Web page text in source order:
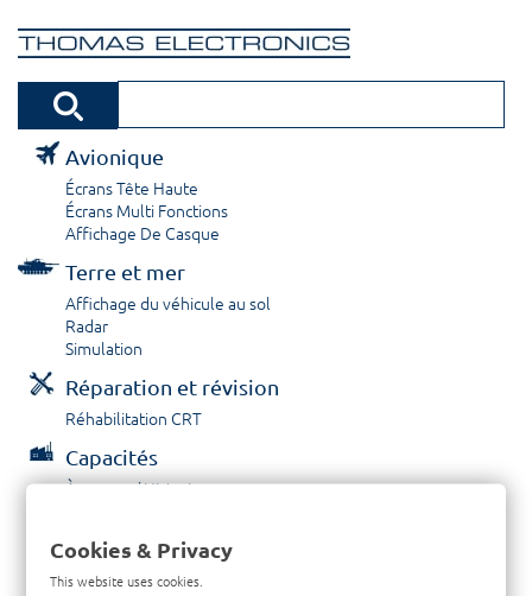
Avionique
Écrans Tête Haute
Écrans Multi Fonctions
Affichage De Casque
Terre et mer
Affichage du véhicule au sol
Radar
Simulation
Réparation et révision
Réhabilitation CRT
Capacités
À propos / Historique
Contactez nous
Cookies & Privacy
This website uses cookies.